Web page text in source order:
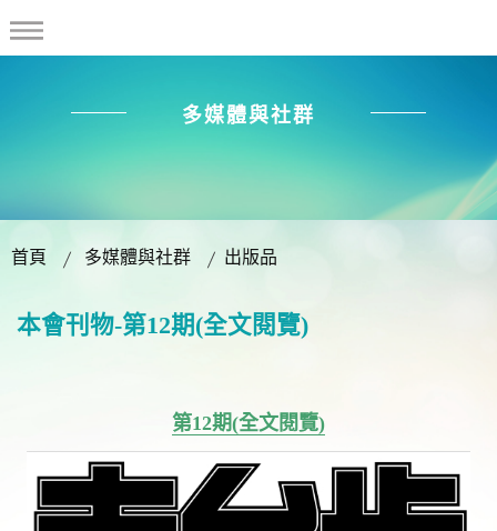
多媒體與社群
首頁 多媒體與社群 出版品
本會刊物-第12期(全文閱覽)
第12期(全文閱覽)